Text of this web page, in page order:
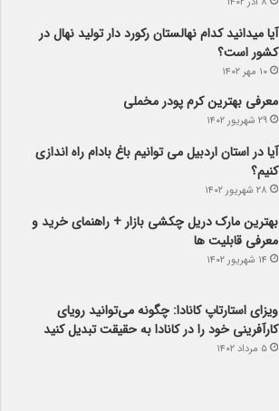
آیا می­دانید کدام نهالستان رکورد دار تولید نهال­ در
کشور است؟
۱۰ مهر ۱۴۰۲
معرفی بهترین کرم پودر مخملی
۲۹ شهریور ۱۴۰۲
آیا در استان اردبیل می توانیم باغ بادام راه اندازی
کنیم؟
۲۸ شهریور ۱۴۰۲
بهترین مارک دریل چکشی بازار + راهنمای خرید و
معرفی قابلیت ها
۱۴ شهریور ۱۴۰۲
ویزای استارتاپ کانادا: چگونه می‌توانید رویای
کارآفرینی خود را در کانادا به حقیقت تبدیل کنید
۵ مرداد ۱۴۰۲